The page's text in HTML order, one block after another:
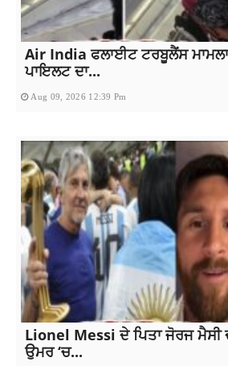
Air India ਫਲਾਈਟ ਟਰਬੂਲੈਂਸ
ਪਾਇਲਟ ਦਾ...
Aug 09, 2026 12:39 Pm
Lionel Messi ਦੇ ਪਿਤਾ ਜੋਰਜ ਮੈਸੀ
ਉਮਰ ‘ਚ...